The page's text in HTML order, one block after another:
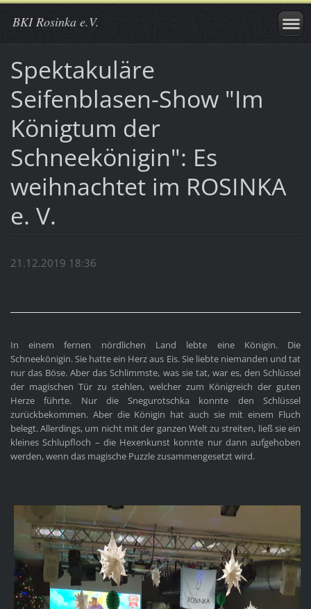
BKI Rosinka e.V.
Spektakuläre
Seifenblasen-Show "Im
Königtum der
Schneekönigin": Es
weihnachtet im ROSINKA
e. V.
21.12.2019 18:36
In einem fernen nördlichen Land lebte eine Königin. Die
Schneekönigin. Sie hatte ein Herz aus Eis. Sie liebte niemanden und tat
nur das Böse. Aber das Schlimmste, was sie tat, war es, den Schlüssel
der magischen Tür zu stehlen, welcher zum Königreich der guten
Herze führte. Nur die Snegurotschka konnte den Schlüssel
zurückbekommen. Aber die Königin hat auch sie mit einem Fluch
belegt. Allerdings, um nicht mit der ganzen Welt zu streiten, ließ sie ein
kleines Schlupfloch – die Hexenkunst konnte nur dann aufgehoben
werden, wenn das magische Puzzle zusammengesetzt wird.